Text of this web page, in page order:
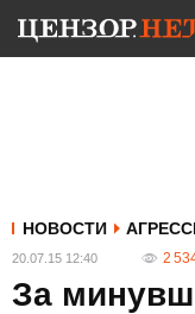
НОВОСТИ
20.07.15 12:40 2
За